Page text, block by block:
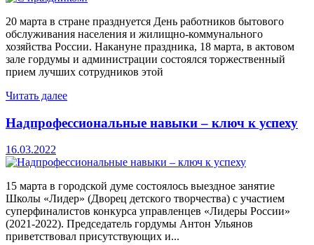
20 марта в стране празднуется День работников бытового
обслуживания населения и жилищно-коммунального
хозяйства России. Накануне праздника, 18 марта, в актовом
зале гордумы и администрации состоялся торжественный
прием лучших сотрудников этой
Читать далее
Надпрофессиональные навыки – ключ к успеху
16.03.2022
15 марта в городской думе состоялось выездное занятие
Школы «Лидер» (Дворец детского творчества) с участием
суперфиналистов конкурса управленцев «Лидеры России»
(2021-2022). Председатель гордумы Антон Ульянов
приветствовал присутствующих и...